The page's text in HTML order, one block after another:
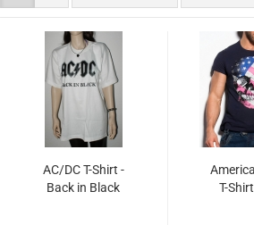
AC/DC T-Shirt -
Back in Black
T-